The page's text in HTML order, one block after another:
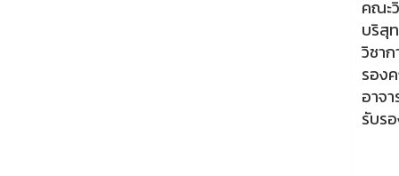
คณะ
บริสุ
วิชา
รอง
อาจ
รับร